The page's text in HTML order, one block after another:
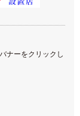
ナーをクリックし